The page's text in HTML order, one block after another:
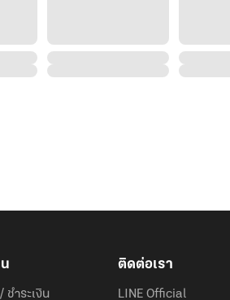
ชำระเงิน
ติดต่อเรา
LINE Official